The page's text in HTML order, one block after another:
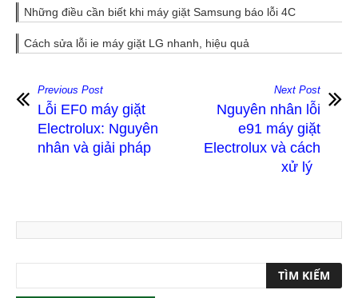
Những điều cần biết khi máy giặt Samsung báo lỗi 4C
Cách sửa lỗi ie máy giặt LG nhanh, hiệu quả
Previous Post
Lỗi EF0 máy giặt
Electrolux: Nguyên
nhân và giải pháp
Next Post
Nguyên nhân lỗi
e91 máy giặt
Electrolux và cách
xử lý